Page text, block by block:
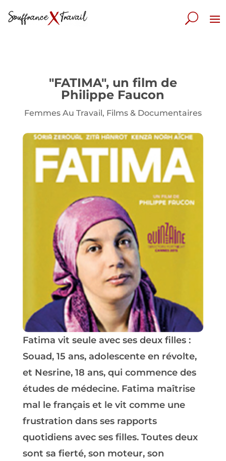
"FATIMA", un film de
Philippe Faucon
Femmes Au Travail, Films & Documentaires
Fatima vit seule avec ses deux filles :
Souad, 15 ans, adolescente en révolte,
et Nesrine, 18 ans, qui commence des
études de médecine. Fatima maîtrise
mal le français et le vit comme une
frustration dans ses rapports
quotidiens avec ses filles. Toutes deux
sont sa fierté, son moteur, son